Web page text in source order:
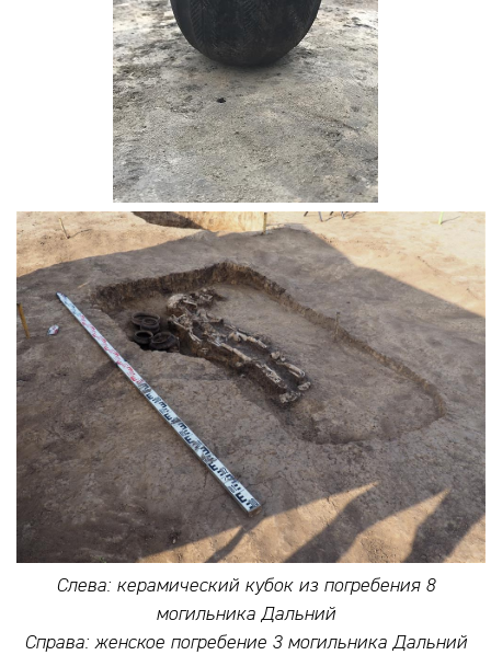
Слева: керамический кубок из погребения 8
могильника Дальний
Справа: женское погребение 3 могильника Дальний